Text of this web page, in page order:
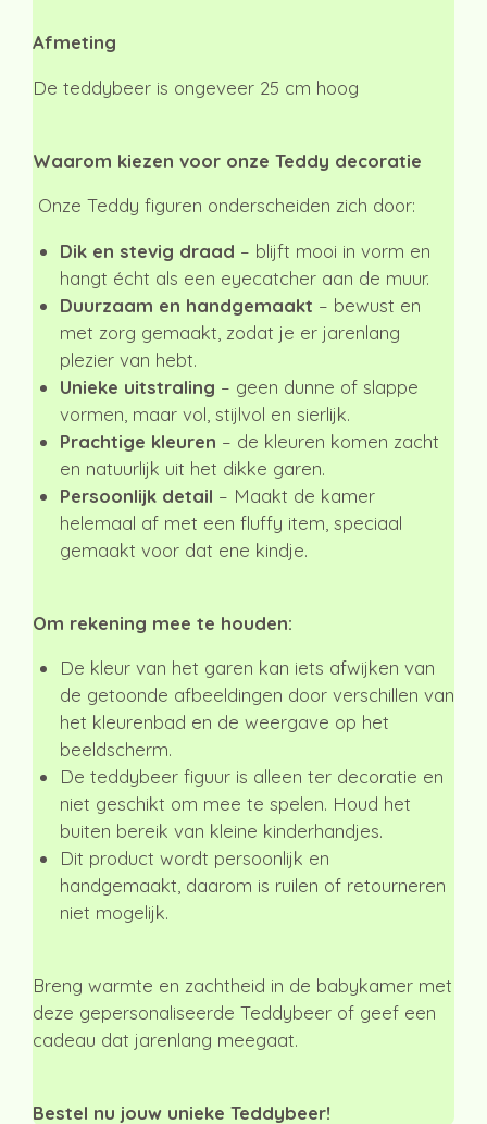
Afmeting
De teddybeer is ongeveer 25 cm hoog
Waarom kiezen voor onze Teddy decoratie
Onze Teddy figuren onderscheiden zich door:
Dik en stevig draad – blijft mooi in vorm en
hangt écht als een eyecatcher aan de muur.
Duurzaam en handgemaakt – bewust en
met zorg gemaakt, zodat je er jarenlang
plezier van hebt.
Unieke uitstraling – geen dunne of slappe
vormen, maar vol, stijlvol en sierlijk.
Prachtige kleuren – de kleuren komen zacht
en natuurlijk uit het dikke garen.
Persoonlijk detail – Maakt de kamer
helemaal af met een fluffy item, speciaal
gemaakt voor dat ene kindje.
Om rekening mee te houden:
De kleur van het garen kan iets afwijken van
de getoonde afbeeldingen door verschillen van
het kleurenbad en de weergave op het
beeldscherm.
De teddybeer figuur is alleen ter decoratie en
niet geschikt om mee te spelen. Houd het
buiten bereik van kleine kinderhandjes.
Dit product wordt persoonlijk en
handgemaakt, daarom is ruilen of retourneren
niet mogelijk.
Breng warmte en zachtheid in de babykamer met
deze gepersonaliseerde Teddybeer of geef een
cadeau dat jarenlang meegaat.
Bestel nu jouw unieke Teddybeer!